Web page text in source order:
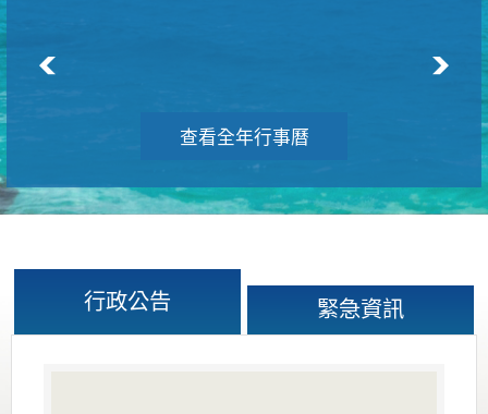
查看全年行事曆
行政公告 緊急資訊